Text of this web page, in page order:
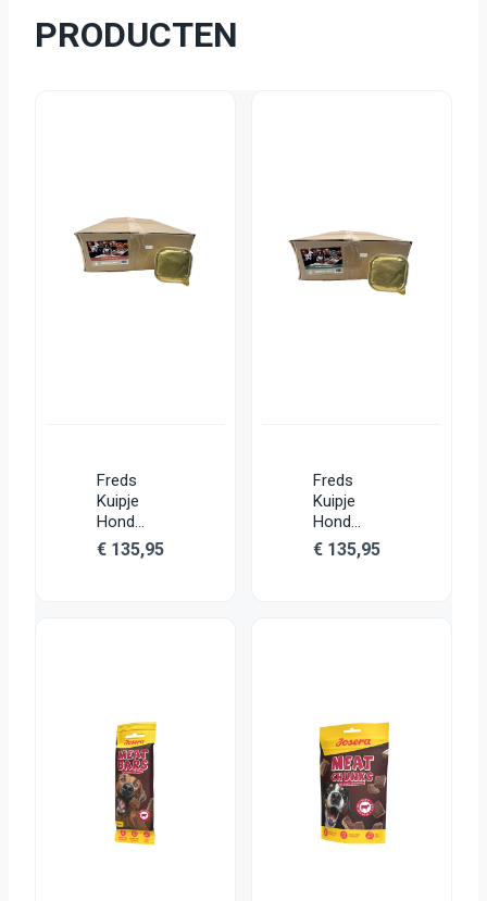
PRODUCTEN
Freds
Kuipje
Hond
Kennelpac
k Hert /
€ 135,95
Freds
Kuipje
Hond
Kennelpac
k Rund /
€ 135,95